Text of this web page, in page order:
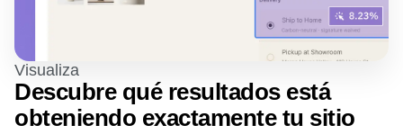
Visualiza
Descubre qué resultados está
obteniendo exactamente tu sitio